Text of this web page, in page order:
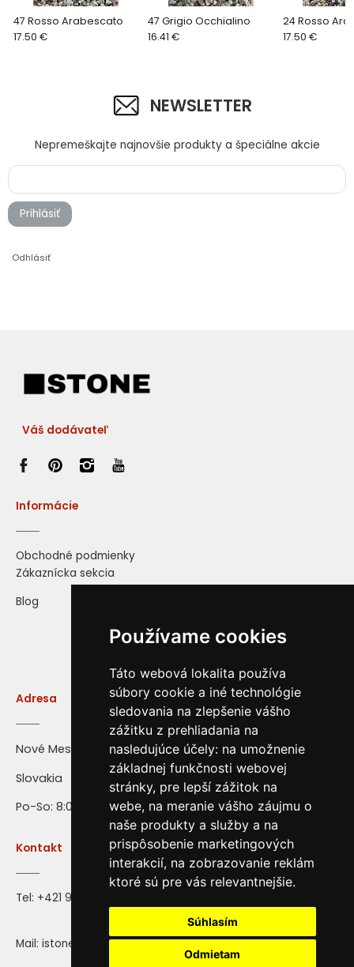
Používame cookies
Táto webová lokalita používa
súbory cookie a iné technológie
sledovania na zlepšenie vášho
zážitku z prehliadania na
nasledujúce účely: na umožnenie
základnej funkčnosti webovej
stránky, pre lepší zážitok na
webe, na meranie vášho záujmu o
naše produkty a služby a na
prispôsobenie marketingových
interakcií, na zobrazovanie reklám
ktoré sú pre vás relevantnejšie.
Súhlasím
Odmietam
47 Rosso Arabescato
17.50 €
47 Grigio Occhialino
16.41 €
24 Rosso
17.50 €
NEWSLETTER
Nepremeškajte najnovšie produkty a špeciálne akcie
Prihlásiť
Odhlásiť
Váš dodávateľ
Informácie
Obchodné podmienky
Zákaznícka sekcia
Blog
Adresa
Nové Mesto nad Váhom
Slovakia
Po-So: 8:00 - 16:00
Kontakt
Tel: +421 917 28 71 72
Mail: istone@istone.sk